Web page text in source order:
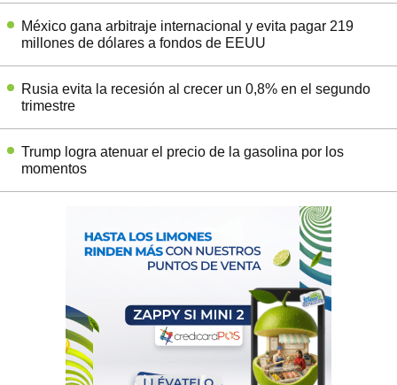
México gana arbitraje internacional y evita pagar 219
millones de dólares a fondos de EEUU
Rusia evita la recesión al crecer un 0,8% en el segundo
trimestre
Trump logra atenuar el precio de la gasolina por los
momentos